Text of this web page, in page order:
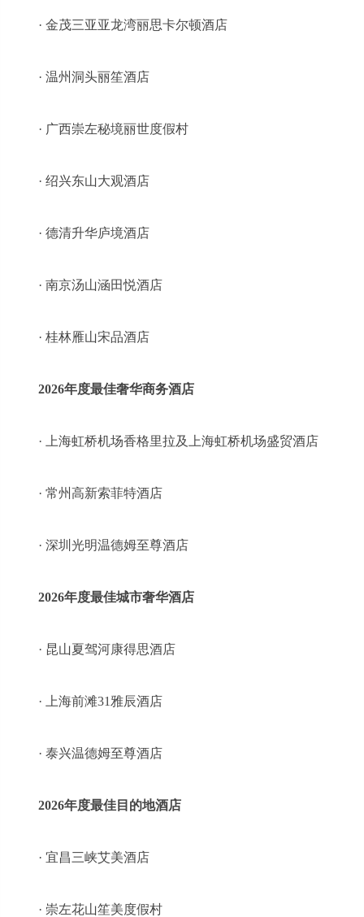
· 金茂三亚亚龙湾丽思卡尔顿酒店
· 温州洞头丽笙酒店
· 广西崇左秘境丽世度假村
· 绍兴东山大观酒店
· 德清升华庐境酒店
· 南京汤山涵田悦酒店
· 桂林雁山宋品酒店
2026年度最佳奢华商务酒店
· 上海虹桥机场香格里拉及上海虹桥机场盛贸酒店
· 常州高新索菲特酒店
· 深圳光明温德姆至尊酒店
2026年度最佳城市奢华酒店
· 昆山夏驾河康得思酒店
· 上海前滩31雅辰酒店
· 泰兴温德姆至尊酒店
2026年度最佳目的地酒店
· 宜昌三峡艾美酒店
· 崇左花山笙美度假村